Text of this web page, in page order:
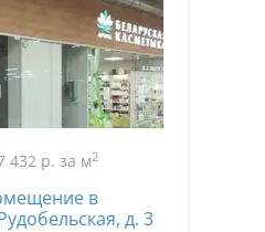
432 р. за м2
в
д. 3